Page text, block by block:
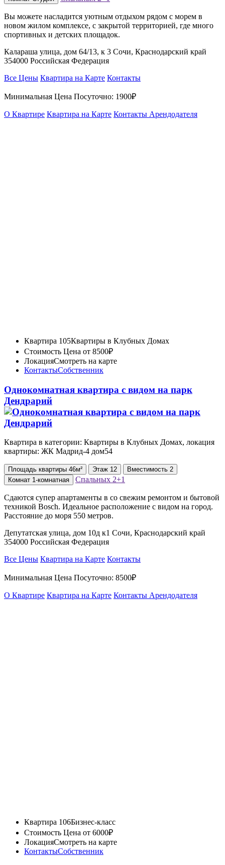
Вы можете насладится уютным отдыхом рядом с морем в
новом жилом комплексе, с закрытой территорией, где много
спортивных и детских площадок.
Калараша улица, дом 64/13, к 3 Сочи, Краснодарский край
354000 Российская Федерация
Все Цены Квартира на Карте Контакты
Минимальная Цена Посуточно: 1900₽
О Квартире Квартира на Карте Контакты Арендодателя
Квартира 105Квартиры в Клубных Домах
Стоимость Цена от 8500₽
ЛокацияСмотреть на карте
КонтактыСобственник
Однокомнатная квартира с видом на парк
Дендрарий
Квартира в категории: Квартиры в Клубных Домах, локация
квартиры: ЖК Мадрид-4 дом54
Площадь квартиры 46м² Этаж 12 Вместимость 2
Комнат 1-комнатная Спальных 2+1
Сдаются супер апартаменты в со свежим ремонтом и бытовой
техникой Bosch. Идеальное расположение с видом на город.
Расстояние до моря 550 метров.
Депутатская улица, дом 10д к1 Сочи, Краснодарский край
354000 Российская Федерация
Все Цены Квартира на Карте Контакты
Минимальная Цена Посуточно: 8500₽
О Квартире Квартира на Карте Контакты Арендодателя
Квартира 106Бизнес-класс
Стоимость Цена от 6000₽
ЛокацияСмотреть на карте
КонтактыСобственник